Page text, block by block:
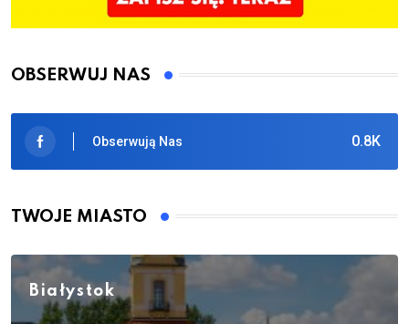
OBSERWUJ NAS
0.8K
Obserwują Nas
TWOJE MIASTO
Białystok